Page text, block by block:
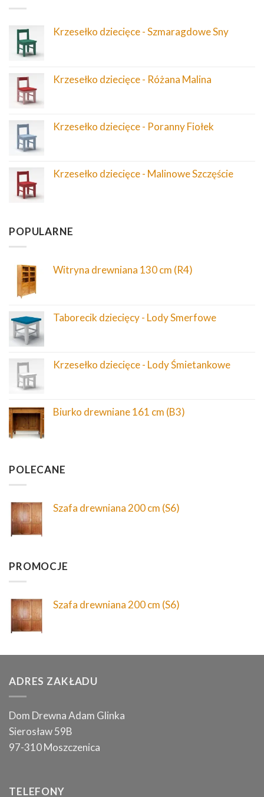
Krzesełko dziecięce - Szmaragdowe Sny
Krzesełko dziecięce - Różana Malina
Krzesełko dziecięce - Poranny Fiołek
Krzesełko dziecięce - Malinowe Szczęście
POPULARNE
Witryna drewniana 130 cm (R4)
Taborecik dziecięcy - Lody Smerfowe
Krzesełko dziecięce - Lody Śmietankowe
Biurko drewniane 161 cm (B3)
POLECANE
Szafa drewniana 200 cm (S6)
PROMOCJE
Szafa drewniana 200 cm (S6)
ADRES ZAKŁADU
Dom Drewna Adam Glinka
Sierosław 59B
97-310 Moszczenica
TELEFONY